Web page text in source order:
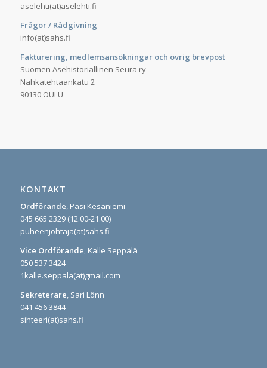
aselehti(at)aselehti.fi
Frågor / Rådgivning
info(at)sahs.fi
Fakturering, medlemsansökningar och övrig brevpost
Suomen Asehistoriallinen Seura ry
Nahkatehtaankatu 2
90130 OULU
KONTAKT
Ordförande , Pasi Kesäniemi
045 665 2329 (12.00-21.00)
puheenjohtaja(at)sahs.fi
Vice Ordförande , Kalle Seppälä
050 537 3424
1kalle.seppala(at)gmail.com
Sekreterare, Sari Lönn
041 456 3844
sihteeri(at)sahs.fi